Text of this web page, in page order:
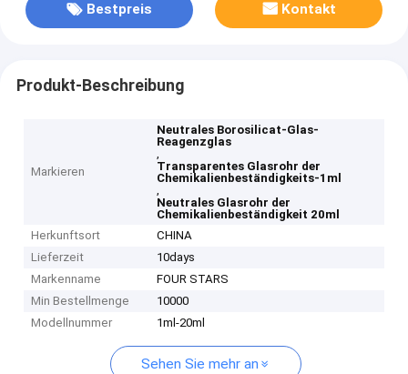
Bestpreis Kontakt
Produkt-Beschreibung
Markieren
Neutrales Borosilicat-Glas-
Reagenzglas
,
Transparentes Glasrohr der
Chemikalienbeständigkeits-1ml
,
Neutrales Glasrohr der
Chemikalienbeständigkeit 20ml
Herkunftsort
CHINA
Lieferzeit
10days
Markenname
FOUR STARS
Min Bestellmenge
10000
Modellnummer
1ml-20ml
Sehen Sie mehr an